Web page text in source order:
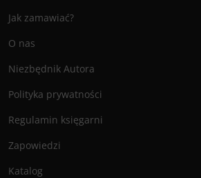
Jak zamawiać?
O nas
Niezbędnik Autora
Polityka prywatności
Regulamin księgarni
Zapowiedzi
Katalog